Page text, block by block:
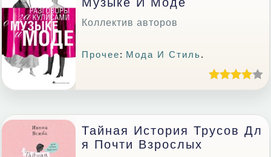
Музыке И Моде
Коллектив авторов
Прочее: Мода И Стиль.
Тайная История Трусов Дл
Я Почти Взрослых